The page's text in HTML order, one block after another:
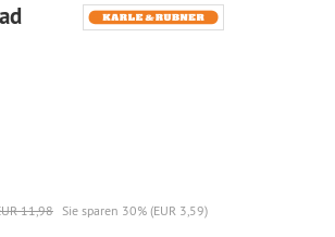
11,98 Sie sparen 30% (EUR 3,59)